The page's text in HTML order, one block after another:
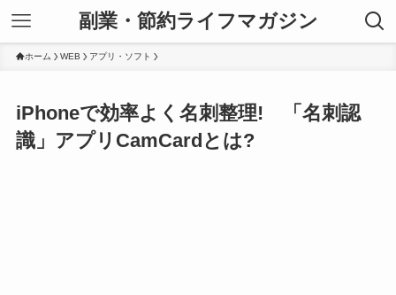
副業・節約ライフマガジン
ホーム WEB アプリ・ソフト
iPhoneで効率よく名刺整理! 「名刺認
識」アプリCamCardとは?